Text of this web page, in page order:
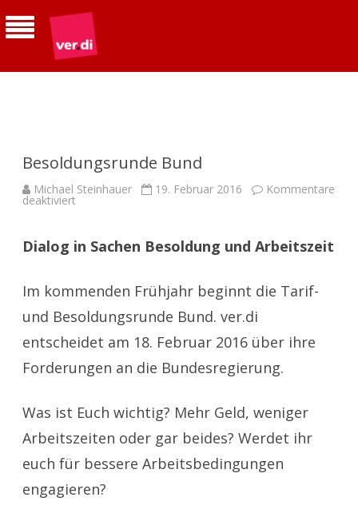
Besoldungsrunde Bund
Michael Steinhauer 19. Februar 2016 Kommentare
deaktiviert
Dialog in Sachen Besoldung und Arbeitszeit
Im kommenden Frühjahr beginnt die Tarif-
und Besoldungsrunde Bund. ver.di
entscheidet am 18. Februar 2016 über ihre
Forderungen an die Bundesregierung.
Was ist Euch wichtig? Mehr Geld, weniger
Arbeitszeiten oder gar beides? Werdet ihr
euch für bessere Arbeitsbedingungen
engagieren?